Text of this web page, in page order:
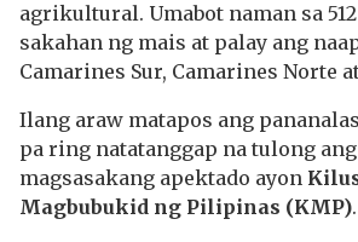
agrikultural. Umabot naman sa
sakahan ng mais at palay ang
Camarines Sur, Camarines Norte
Ilang araw matapos ang
pa ring natatanggap na tulong
magsasakang apektado ayon
Magbubukid ng Pilipinas (KMP).